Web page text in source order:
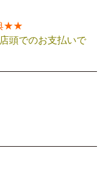
★★
頭でのお支払いで